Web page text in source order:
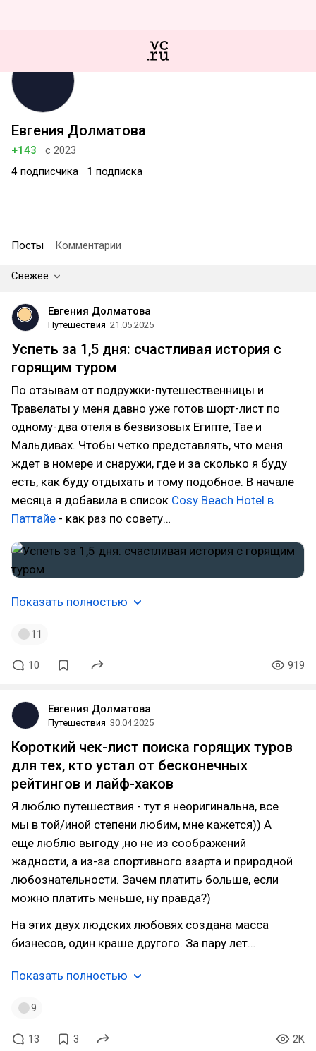
Евгения Долматова
+143
с 2023
4 подписчика 1 подписка
Посты Комментарии
Свежее
Евгения Долматова
Путешествия 21.05.2025
Успеть за 1,5 дня: счастливая история с
горящим туром
По отзывам от подружки-путешественницы и
Травелаты у меня давно уже готов шорт-лист по
одному-два отеля в безвизовых Египте, Тае и
Мальдивах. Чтобы четко представлять, что меня
ждет в номере и снаружи, где и за сколько я буду
есть, как буду отдыхать и тому подобное. В начале
месяца я добавила в список Cosy Beach Hotel в
Паттайе - как раз по совету…
Показать полностью
11
10 919
Евгения Долматова
Путешествия 30.04.2025
Короткий чек-лист поиска горящих туров
для тех, кто устал от бесконечных
рейтингов и лайф-хаков
Я люблю путешествия - тут я неоригинальна, все
мы в той/иной степени любим, мне кажется)) А
еще люблю выгоду ,но не из соображений
жадности, а из-за спортивного азарта и природной
любознательности. Зачем платить больше, если
можно платить меньше, ну правда?)
На этих двух людских любовях создана масса
бизнесов, один краше другого. За пару лет…
Показать полностью
9
13 3 2K